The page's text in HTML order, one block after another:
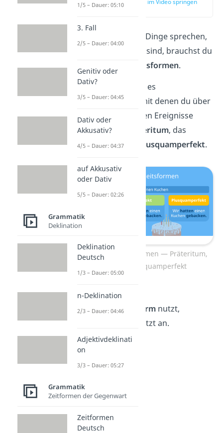
zur Stelle im Video springen
(00:16)
Möchtest du über Dinge sprechen,
die schon passiert sind, brauchst du
Vergangenheitsformen.
Im Deutschen gibt es
drei Zeitformen
, mit denen du über
solche vergangenen Ereignisse
sprichst: das
Präteritum, das
Perfektund das Plusquamperfekt.
Vergangenheitsformen — Präteritum,
Perfekt, Plusquamperfekt
Wann duwelche
Vergangenheitsformnutzt,
schauen wir uns jetzt an.
1/5 – Dauer: 05:10
3. Fall
2/5 – Dauer: 04:00
Genitiv oder
Dativ?
3/5 – Dauer: 04:45
Dativ oder
Akkusativ?
4/5 – Dauer: 04:37
auf Akkusativ
oder Dativ
5/5 – Dauer: 02:26
Grammatik
Deklination
Deklination
Deutsch
1/3 – Dauer: 05:00
n-Deklination
2/3 – Dauer: 04:46
Adjektivdeklinati
on
3/3 – Dauer: 05:27
Grammatik
Zeitformen der Gegenwart
Zeitformen
Deutsch